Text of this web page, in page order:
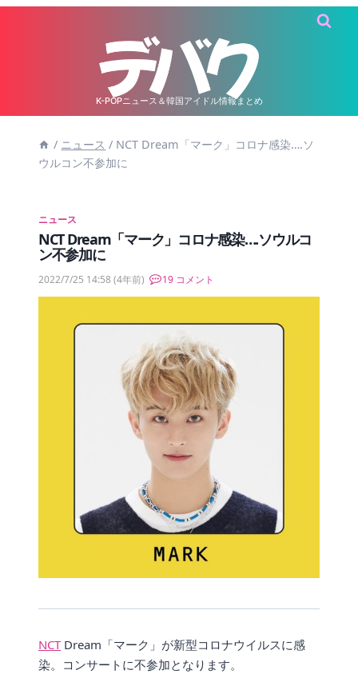
K-POPニュース＆韓国アイドル情報まとめ
/ ニュース / NCT Dream「マーク」コロナ感染….ソ
ウルコン不参加に
ニュース
NCT Dream「マーク」コロナ感染….ソウルコ
ン不参加に
2022/7/25 14:58 (4年前) 19 コメント
NCTDream「マーク」が新型コロナウイルスに感
染。コンサートに不参加となります。